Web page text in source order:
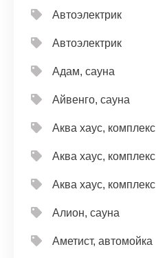
Автоэлектрик
Автоэлектрик
Адам, сауна
Айвенго, сауна
Аква хаус, комплекс
Аква хаус, комплекс
Аква хаус, комплекс
Алион, сауна
Аметист, автомойка